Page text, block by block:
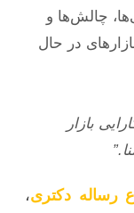
چالش‌ها و
در حال
بازار
رساله دکتری،